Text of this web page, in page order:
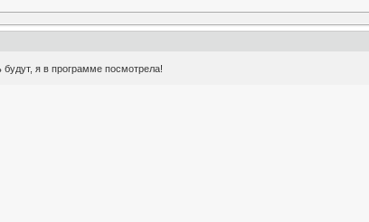
будут, я в программе посмотрела!